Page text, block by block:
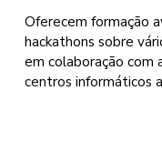
Oferecem formação
hackathons sobre
em colaboração com
centros informáticos